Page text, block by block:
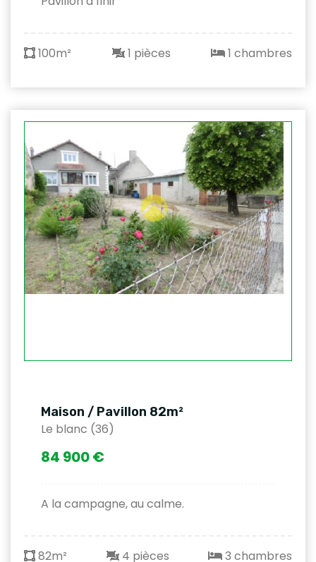
100m² 1 pièces 1 chambres
Maison / Pavillon 82m²
Le blanc (36)
84 900 €
A la campagne, au calme.
82m² 4 pièces 3 chambres